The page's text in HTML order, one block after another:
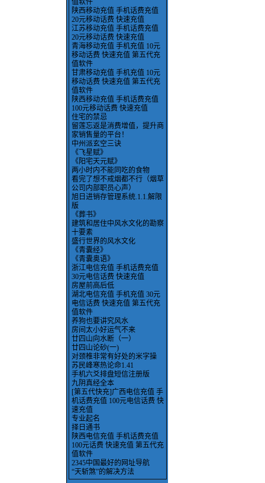
值软件
陕西移动充值 手机话费充值
20元移动话费 快速充值
江苏移动充值 手机话费充值
20元移动话费 快速充值
青海移动充值 手机充值 10元
移动话费 快速充值 第五代充
值软件
甘肃移动充值 手机充值 10元
移动话费 快速充值 第五代充
值软件
陕西移动充值 手机话费充值
100元移动话费 快速充值
住宅的禁忌
留莲忘返是消费增值，提升商
家销售量的平台！
中州派玄空三诀
《飞星赋》
《阳宅天元赋》
两小时内不能同吃的食物
看完了想不戒烟都不行（烟草
公司内部职员心声）
旭日进销存管理系统.1.1.解限
版
《葬书》
建筑和居住中风水文化的勘察
十要素
盛行世界的风水文化
《青囊经》
《青囊奥语》
浙江电信充值 手机话费充值
30元电信话费 快速充值
房屋前高后低
湖北电信充值 手机充值 30元
电信话费 快速充值 第五代充
值软件
养狗也要讲究风水
房间太小好运气不来
廿四山向水断（一）
廿四山论砂(一)
对颈椎非常有好处的米字操
苏民峰寒热论命1.41
手机六爻排盘短信注册版
九阴真经全本
[第五代快充]广西电信充值 手
机话费充值 100元电信话费 快
速充值
专业起名
择日通书
陕西电信充值 手机话费充值
100元话费 快速充值 第五代充
值软件
2345中国最好的网址导航
“天斩煞”的解决方法